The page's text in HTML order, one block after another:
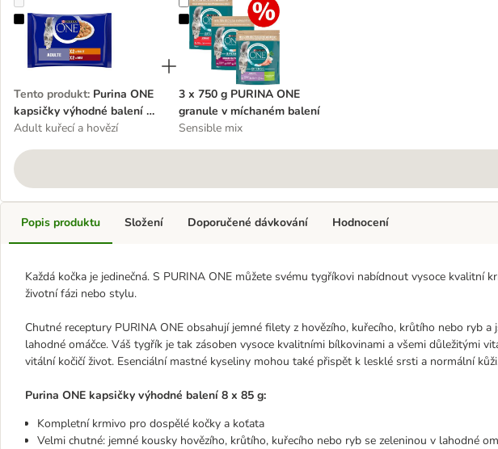
Purina ONE kapsičky výhodné balení 8 x 85 g
Tento produkt: Purina ONE
kapsičky výhodné balení 8
x 85 g
Adult kuřecí a hovězí
3 x 750 g PURINA ONE granule v míchaném balení
3 x 750 g PURINA ONE
granule v míchaném balení
Sensible mix
Popis produktu
Každá kočka je jedinečná. S PURINA ONE můžete svému tygříkovi nabídnout vysoce kvalitní
životní fázi nebo stylu.
Chutné receptury PURINA ONE obsahují jemné filety z hovězího, kuřecího, krůtího nebo ryb
lahodné omáčce. Váš tygřík je tak zásoben vysoce kvalitními bílkovinami a všemi důležitými
vitální kočičí život. Esenciální mastné kyseliny mohou také přispět k lesklé srsti a normální
Purina ONE kapsičky výhodné balení 8 x 85 g:
Kompletní krmivo pro dospělé kočky a koťata
Velmi chutné: jemné kousky hovězího, krůtího, kuřecího nebo ryb se zeleninou v lahodné
Složení Doporučené dávkování Hodnocení